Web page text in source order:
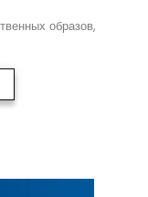
образов,